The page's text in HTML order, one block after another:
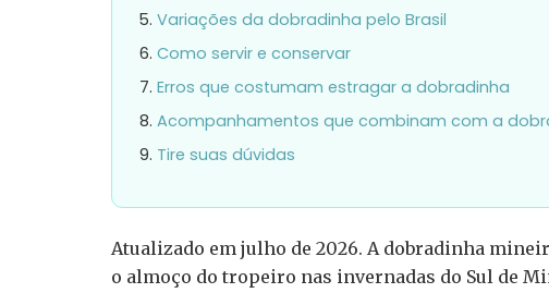
Variações da dobradinha pelo Brasil
Como servir e conservar
Erros que costumam estragar a dobradinha
Acompanhamentos que combinam com a
Tire suas dúvidas
Atualizado em julho de 2026. A dobradinha
o almoço do tropeiro nas invernadas do Sul de